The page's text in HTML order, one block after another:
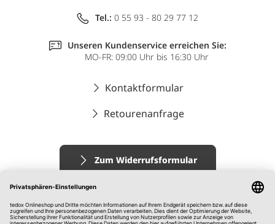
Tel.: 0 55 93 - 80 29 77 12
Unseren Kundenservice erreichen Sie:
MO-FR: 09:00 Uhr bis 16:30 Uhr
Kontaktformular
Retourenanfrage
Zum Widerrufsformular
Impressum